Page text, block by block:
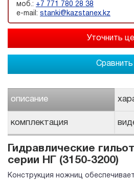
моб.: +7 771 780 28 38
e-mail: stanki@kazstanex.kz
Сравнить
описание
комплектация
Гидравлические
серии НГ (3150-3200)
Конструкция ножниц